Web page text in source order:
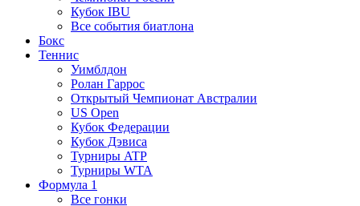
Кубок IBU
Все события биатлона
Бокс
Теннис
Уимблдон
Ролан Гаррос
Открытый Чемпионат Австралии
US Open
Кубок Федерации
Кубок Дэвиса
Турниры ATP
Турниры WTA
Формула 1
Все гонки